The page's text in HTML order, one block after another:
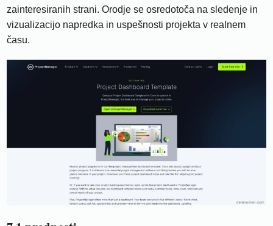
zainteresiranih strani. Orodje se osredotoča na sledenje in
vizualizacijo napredka in uspešnosti projekta v realnem
času.